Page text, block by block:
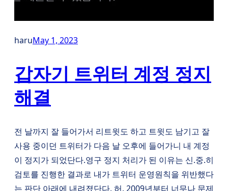
haruMay 1, 2023
갑자기 트위터 계정 정지
해결
전 날까지 잘 들어가서 리트윗도 하고 트윗도 남기고 잘
사용 중이던 트위터가 다음 날 오후에 들어가니 내 계정
이 정지가 되었단다.영구 정지 처리가 된 이유는 신.중.히
검토를 진행한 결과로 내가 트위터 운영원칙을 위반했다
는 판단 아래에 내려졌단다. 허. 2009년부터 너무나 문제